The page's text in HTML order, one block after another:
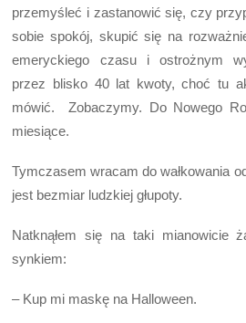
przemyśleć i zastanowić się, czy
sobie spokój, skupić się na
emeryckiego czasu i ostrożnym
przez blisko 40 lat kwoty, choć tu
mówić. Zobaczymy. Do Nowego
miesiące.
Tymczasem wracam do wałkowania
jest bezmiar ludzkiej głupoty.
Natknąłem się na taki mianowicie
synkiem:
– Kup mi maskę na Halloween.